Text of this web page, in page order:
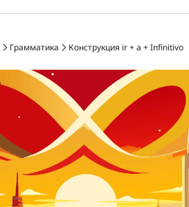
Грамматика Конструкция ir + a + Infinitivo